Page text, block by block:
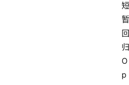
短
暂
回
归
O
p